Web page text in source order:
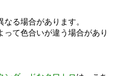
る場合があります。
て色合いが違う場合があり